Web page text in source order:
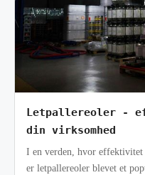
Letpallereoler -
din virksomhed
I en verden, hvor effektivitet
er letpallereoler blevet et